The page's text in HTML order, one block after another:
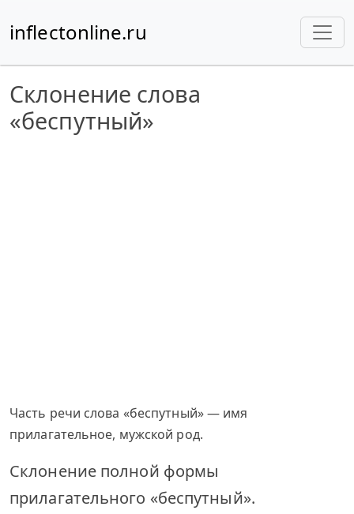
inflectonline.ru
Склонение слова
«беспутный»
Часть речи слова «беспутный» — имя
прилагательное, мужской род.
Склонение полной формы
прилагательного «беспутный».